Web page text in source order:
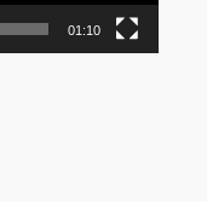
01:10